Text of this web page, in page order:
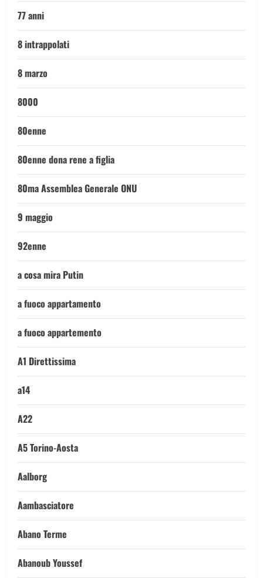
77 anni
8 intrappolati
8 marzo
8000
80enne
80enne dona rene a figlia
80ma Assemblea Generale ONU
9 maggio
92enne
a cosa mira Putin
a fuoco appartamento
a fuoco appartemento
A1 Direttissima
a14
A22
A5 Torino-Aosta
Aalborg
Aambasciatore
Abano Terme
Abanoub Youssef